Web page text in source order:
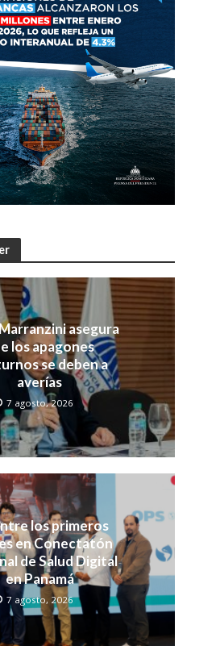
asegura
los apagones
se deben a
averías
7 agosto, 2026
los primeros
en Conectatón
de Salud Digital
en Panamá
7 agosto, 2026